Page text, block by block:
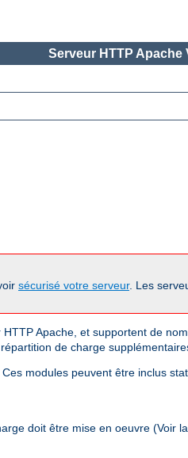
Serveur HTTP Apache
sécurisé votre serveur. Les
Apache, et supportent de
de charge
modules peuvent être inclus
doit être mise en oeuvre (Voir